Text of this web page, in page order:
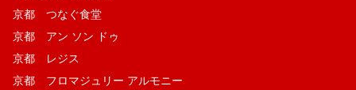
京都 つなぐ食堂
京都 アン ソン ドゥ
京都 レジス
京都 フロマジュリー アルモニー